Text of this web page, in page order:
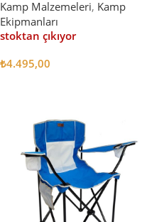
[Vagon] BLACK
Kamp Malzemeleri, Kamp
Ekipmanları
stoktan çıkıyor
₺4.495,00